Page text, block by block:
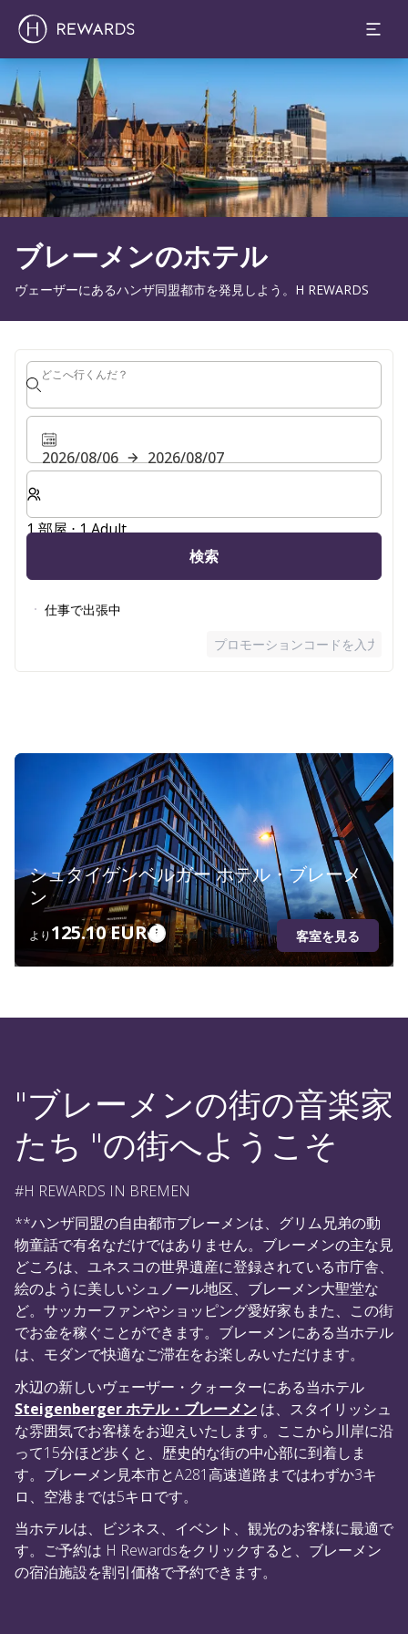
スライド1 1
ブレーメンのホテル
ヴェーザーにあるハンザ同盟都市を発見しよう。H REWARDS
どこへ行くんだ？
どこへ行くんだ？
2026/08/06
2026/08/07
客室数と宿泊人数をお選びください。
1 部屋 ⋅ 1 Adult
検索
仕事で出張中
プロモーションコードを入力
シュタイゲンベルガー ホテル・ブレーメ
ン
より 125.10 EUR 客室を見る
"ブレーメンの街の音楽家
たち "の街へようこそ
#H REWARDS IN BREMEN
**ハンザ同盟の自由都市ブレーメンは、グリム兄弟の動
物童話で有名なだけではありません。ブレーメンの主な見
どころは、ユネスコの世界遺産に登録されている市庁舎、
絵のように美しいシュノール地区、ブレーメン大聖堂な
ど。サッカーファンやショッピング愛好家もまた、この街
でお金を稼ぐことができます。ブレーメンにある当ホテル
は、モダンで快適なご滞在をお楽しみいただけます。
水辺の新しいヴェーザー・クォーターにある当ホテル
Steigenberger ホテル・ブレーメン は、スタイリッシュ
な雰囲気でお客様をお迎えいたします。ここから川岸に沿
って15分ほど歩くと、歴史的な街の中心部に到着しま
す。ブレーメン見本市とA281高速道路まではわずか3キ
ロ、空港までは5キロです。
当ホテルは、ビジネス、イベント、観光のお客様に最適で
す。ご予約は H Rewardsをクリックすると、ブレーメン
の宿泊施設を割引価格で予約できます。